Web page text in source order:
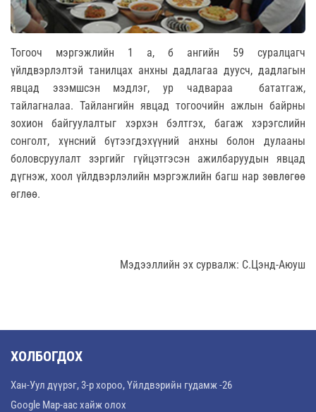
Тогооч мэргэжлийн 1 а, б ангийн 59 суралцагч
үйлдвэрлэлтэй танилцах анхны дадлагаа дуусч, дадлагын
явцад эзэмшсэн мэдлэг, ур чадвараа бататгаж,
тайлагналаа. Тайлангийн явцад тогоочийн ажлын байрны
зохион байгуулалтыг хэрхэн бэлтгэх, багаж хэрэгслийн
сонголт, хүнсний бүтээгдэхүүний анхны болон дулааны
боловсруулалт зэргийг гүйцэтгэсэн ажилбаруудын явцад
дүгнэж, хоол үйлдвэрлэлийн мэргэжлийн багш нар зөвлөгөө
өглөө.
Мэдээллийн эх сурвалж: С.Цэнд-Аюуш
ХОЛБОГДОХ
Хан-Уул дүүрэг, 3-р хороо, Үйлдвэрийн гудамж -26
Google Map-аас хайж олох